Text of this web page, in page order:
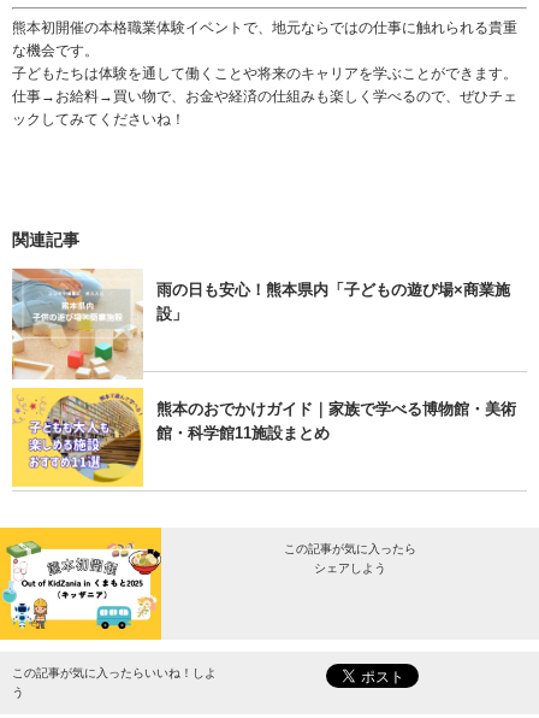
熊本初開催の本格職業体験イベントで、地元ならではの仕事に触れられる貴重
な機会です。
子どもたちは体験を通して働くことや将来のキャリアを学ぶことができます。
仕事→お給料→買い物で、お金や経済の仕組みも楽しく学べるので、ぜひチェ
ックしてみてくださいね！
関連記事
雨の日も安心！熊本県内「子どもの遊び場×商業施
設」
熊本のおでかけガイド｜家族で学べる博物館・美術
館・科学館11施設まとめ
この記事が気に入ったら
シェアしよう
最新情報をお届けします。
この記事が気に入ったらいいね！しよ
う